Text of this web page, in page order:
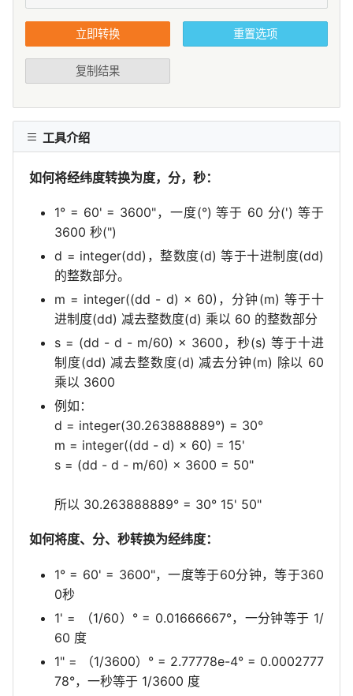
立即转换 重置选项
复制结果
工具介绍
如何将经纬度转换为度，分，秒：
1° = 60' = 3600"，一度(°) 等于 60 分(') 等于
3600 秒(")
d = integer(dd)，整数度(d) 等于十进制度(dd)
的整数部分。
m = integer((dd - d) × 60)，分钟(m) 等于十
进制度(dd) 减去整数度(d) 乘以 60 的整数部分
s = (dd - d - m/60) × 3600，秒(s) 等于十进
制度(dd) 减去整数度(d) 减去分钟(m) 除以 60
乘以 3600
例如：
d = integer(30.263888889°) = 30°
m = integer((dd - d) × 60) = 15'
s = (dd - d - m/60) × 3600 = 50"
所以 30.263888889° = 30° 15' 50"
如何将度、分、秒转换为经纬度：
1° = 60' = 3600"，一度等于60分钟，等于360
0秒
1' = （1/60）° = 0.01666667°，一分钟等于 1/
60 度
1" = （1/3600）° = 2.77778e-4° = 0.0002777
78°，一秒等于 1/3600 度